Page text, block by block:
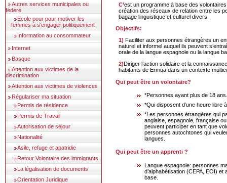
Autres services municipales ou
fédéré
Ecole pour pour motiver les
femmes à s'engager politiquement
Information au consommateur
Internet
Basque
Attention aux victimes de la
discrimination
Attention aux victimes de violences
Régulariser ma situation
Permis de résidence
Permis de Travail
Autorisation de séjour
Nationalité
Asile, refuge et apatridie
Retour Volontaire des immigrants
La légalisation de documents
Orientation Juridique
C’est un programme à base des volontaires linguistiques et de la
création des réseaux de relation entre les
bagage linguistique et culturel divers.
Objectifs:
1) Faciliter aux personnes étrangères un entourage de relation
naturel et informel auquel ils peuvent
orale de la langue espagnole ou la langue
2)Diriger l’action solidaire et la connaissance réciproque des
habitants de Ermua dans un contexte
Qui peut être un volontaire?
*Personnes ayant plus de 18
*Qui disposent d’une heure libre
*Les personnes étrangères qui
anglaise, espagnole, française
peuvent participer en tant que
personnes autochtones qui
langues.
Qui peut être un apprenti ?
Langue espagnole: personnes
d’alphabétisation (CEPA, EOI) et
base.